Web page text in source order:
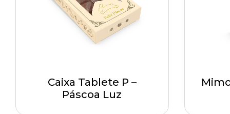
Caixa Tablete P –
Páscoa Luz